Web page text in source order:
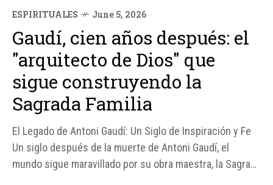
ESPIRITUALES June 5, 2026
Gaudí, cien años después: el
"arquitecto de Dios" que
sigue construyendo la
Sagrada Familia
El Legado de Antoni Gaudí: Un Siglo de Inspiración y Fe
Un siglo después de la muerte de Antoni Gaudí, el
mundo sigue maravillado por su obra maestra, la Sagrada